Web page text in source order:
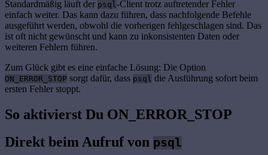
Standardmäßig läuft der psql -Client trotz auftretender Fehler
einfach weiter. Das kann dazu führen, dass nachfolgende Befehle
ausgeführt werden, obwohl die vorherigen fehlgeschlagen sind. Das
ist oft nicht gewünscht und kann zu inkonsistenten Daten oder
weiteren Fehlern führen.
Zum Glück gibt es eine einfache Lösung: Die Option
ON_ERROR_STOP sorgt dafür, dass psql die Ausführung sofort beim
ersten Fehler stoppt.
So aktivierst Du ON_ERROR_STOP
Direkt beim Aufruf von psql